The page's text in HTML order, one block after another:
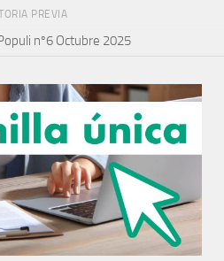
PREVIA
nº6 Octubre 2025